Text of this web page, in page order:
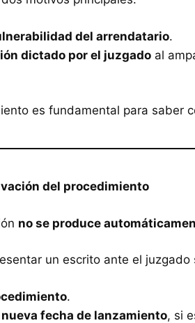
del arrendatario.
dictado por el juzgado al
es fundamental para saber
del procedimiento
no se produce
un escrito ante el juzgado
.
fecha de lanzamiento, si